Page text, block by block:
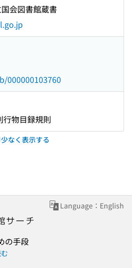
会図書館蔵書
000000103760
行物目録規則
少なく表示する
Language：English
の手段